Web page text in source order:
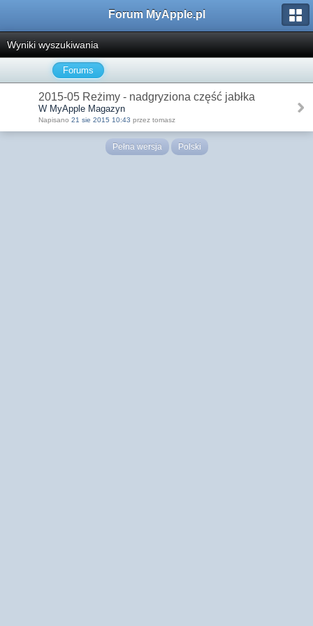
Forum MyApple.pl
Wyniki wyszukiwania
Forums
2015-05 Reżimy - nadgryziona część jabłka
W MyApple Magazyn
Napisano 21 sie 2015 10:43 przez tomasz
Pełna wersja Polski